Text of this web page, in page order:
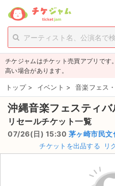
person_add 新規会員登録
チケットを探す
新着チケット
値下げしたチケット
都道府県からチケットを探す
もうすぐ開催のチケット
チケットのリクエスト一覧
チケジャムはチケット売買アプリです
高い場合があります。
トップ > イベント > 音楽フェス
沖縄音楽フェスティ
リセールチケット一覧
07/26(日) 15:30 茅ヶ崎市民文
チケットを出品する リ